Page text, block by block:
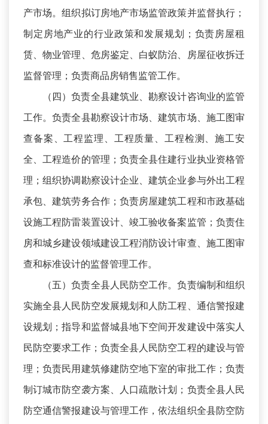
产市场。组织拟订房地产市场监管政策并监督执行；
制定房地产业的行业政策和发展规划；负责房屋租
赁、物业管理、危房鉴定、白蚁防治、房屋征收拆迁
监督管理；负责商品房销售监管工作。
（四）负责全县建筑业、勘察设计咨询业的监管
工作。负责全县勘察设计市场、建筑市场、施工图审
查备案、工程监理、工程质量、工程检测、施工安
全、工程造价的管理；负责全县住建行业执业资格管
理；组织协调勘察设计企业、建筑企业参与外出工程
承包、建筑劳务合作；负责房屋建筑工程和市政基础
设施工程防雷装置设计、竣工验收备案监管；负责住
房和城乡建设领域建设工程消防设计审查、施工图审
查和标准设计的监督管理工作。
（五）负责全县人民防空工作。负责编制和组织
实施全县人民防空发展规划和人防工程、通信警报建
设规划；指导和监督城县地下空间开发建设中落实人
民防空要求工作；负责全县人民防空工程的建设与管
理；负责民用建筑修建防空地下室的审批工作；负责
制订城市防空袭方案、人口疏散计划；负责全县人民
防空通信警报建设与管理工作，依法组织全县防空防